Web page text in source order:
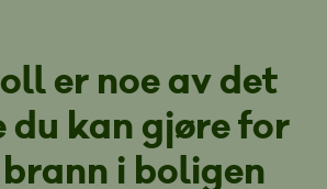
er noe av det
kan gjøre for
i boligen